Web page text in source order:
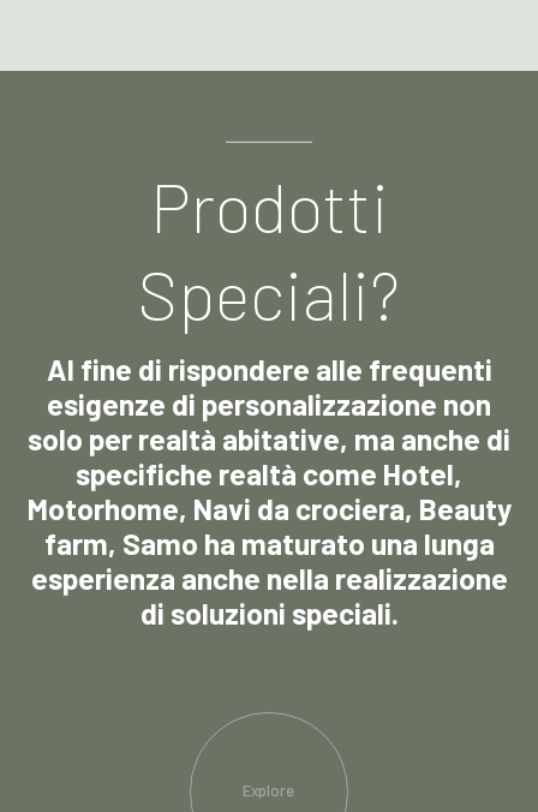
Prodotti
Speciali?
Al fine di rispondere alle frequenti
esigenze di personalizzazione non
solo per realtà abitative, ma anche di
specifiche realtà come Hotel,
Motorhome, Navi da crociera, Beauty
farm, Samo ha maturato una lunga
esperienza anche nella realizzazione
di soluzioni speciali.
Explore